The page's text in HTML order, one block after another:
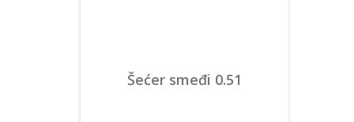
Šećer smeđi 0.51